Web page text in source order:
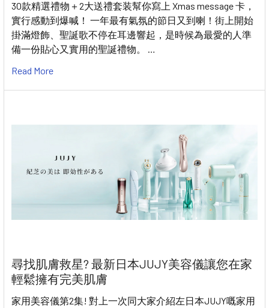
30款精選禮物＋2大送禮套装幫你寫上 Xmas message 卡，
實行感動到爆喊！ 一年最有氣氛的節日又到喇！街上開始
掛滿燈飾、聖誕歌不停在耳邊響起，是時候為最愛的人準
備一份貼心又實用的聖誕禮物。 …
Read More
尋找肌膚救星? 最新日本JUJY美容儀讓您在家
輕鬆擁有完美肌膚
家用美容儀第2集! 對上一次同大家介紹左日本JUJY嘅家用